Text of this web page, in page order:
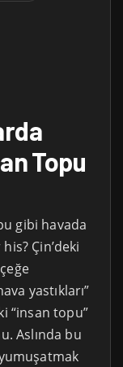
Topu
gibi havada
Çin’deki
yastıkları”
“insan topu”
Aslında bu